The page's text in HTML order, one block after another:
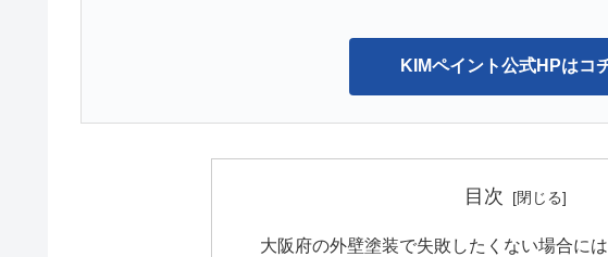
KIMペイント公式HPはコ
目次
大阪府の外壁塗装で失敗したくない場合には